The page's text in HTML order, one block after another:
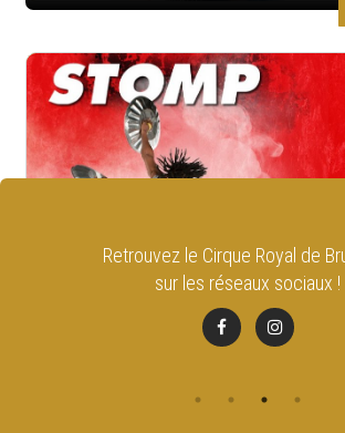
Restez informé en vousinscrivant à
du Cirque Royal